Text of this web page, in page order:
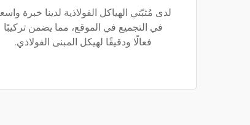
لدى مُثبّتي الهياكل الفولاذية لدينا خبرة
في التجميع في الموقع، مما يضمن تركيبًا
فعالًا ودقيقًا لهيكل المبنى الفولاذي.